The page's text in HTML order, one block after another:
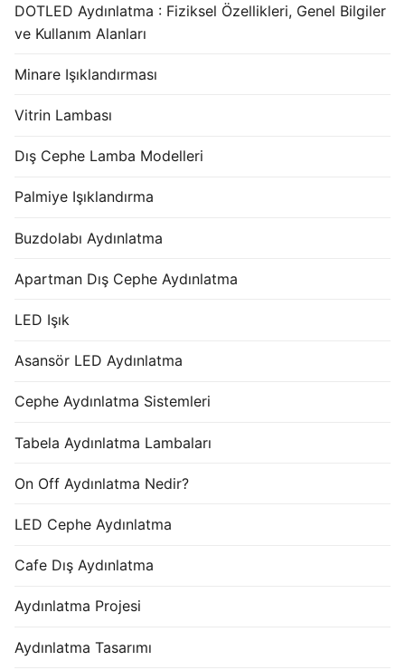
DOTLED Aydınlatma : Fiziksel Özellikleri, Genel Bilgiler
ve Kullanım Alanları
Minare Işıklandırması
Vitrin Lambası
Dış Cephe Lamba Modelleri
Palmiye Işıklandırma
Buzdolabı Aydınlatma
Apartman Dış Cephe Aydınlatma
LED Işık
Asansör LED Aydınlatma
Cephe Aydınlatma Sistemleri
Tabela Aydınlatma Lambaları
On Off Aydınlatma Nedir?
LED Cephe Aydınlatma
Cafe Dış Aydınlatma
Aydınlatma Projesi
Aydınlatma Tasarımı